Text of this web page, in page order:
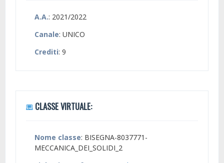
A.A.: 2021/2022
Canale: UNICO
Crediti: 9
CLASSE VIRTUALE:
Nome classe: BISEGNA-8037771-
MECCANICA_DEI_SOLIDI_2